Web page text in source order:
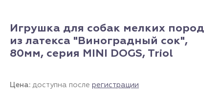
Игрушка для собак мелких пород
из латекса "Виноградный сок",
80мм, серия MINI DOGS, Triol
Цена: доступна после регистрации